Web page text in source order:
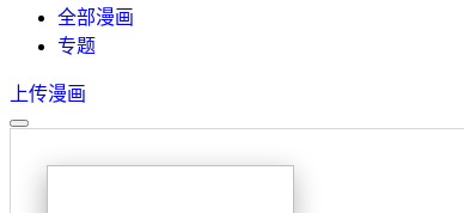
全部漫画
专题
上传漫画